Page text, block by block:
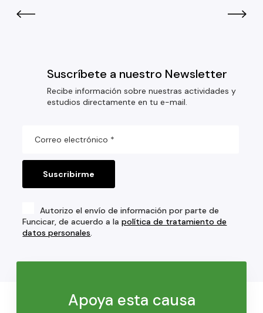
Suscríbete a nuestro Newsletter
Recibe información sobre nuestras actividades y
estudios directamente en tu e-mail.
Autorizo el envío de información por parte de
Funcicar, de acuerdo a lapolítica de tratamiento de
datos personales.
Apoya esta causa